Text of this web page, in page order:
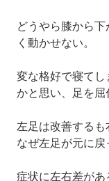
どうやら膝から
く動かせない。
変な格好で寝て
かと思い、足を屈
左足は改善する
なぜ左足が元に
症状に左右差が